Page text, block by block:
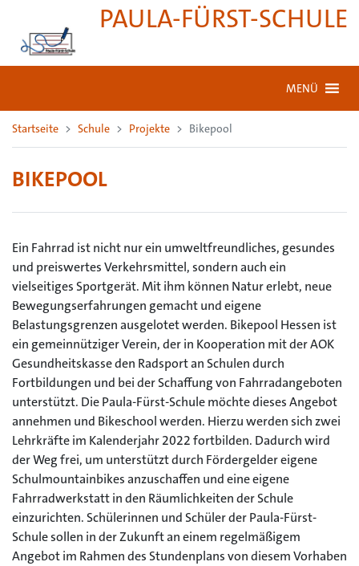
PAULA-FÜRST-SCHULE
MENÜ
Startseite Schule Projekte Bikepool
BIKEPOOL
Ein Fahrrad ist nicht nur ein umweltfreundliches, gesundes
und preiswertes Verkehrsmittel, sondern auch ein
vielseitiges Sportgerät. Mit ihm können Natur erlebt, neue
Bewegungserfahrungen gemacht und eigene
Belastungsgrenzen ausgelotet werden. Bikepool Hessen ist
ein gemeinnütziger Verein, der in Kooperation mit der AOK
Gesundheitskasse den Radsport an Schulen durch
Fortbildungen und bei der Schaffung von Fahrradangeboten
unterstützt. Die Paula-Fürst-Schule möchte dieses Angebot
annehmen und Bikeschool werden. Hierzu werden sich zwei
Lehrkräfte im Kalenderjahr 2022 fortbilden. Dadurch wird
der Weg frei, um unterstützt durch Fördergelder eigene
Schulmountainbikes anzuschaffen und eine eigene
Fahrradwerkstatt in den Räumlichkeiten der Schule
einzurichten. Schülerinnen und Schüler der Paula-Fürst-
Schule sollen in der Zukunft an einem regelmäßigem
Angebot im Rahmen des Stundenplans von diesem Vorhaben